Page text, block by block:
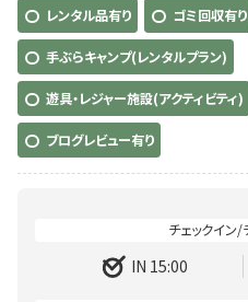
レンタル品有り ゴミ回収有り
手ぶらキャンプ(レンタルプラン)
遊具・レジャー施設(アクティビティ)
ブログレビュー有り
IN 15:00